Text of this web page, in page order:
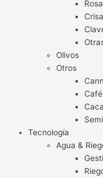
Olivos
Otros
Café
Tecnología
Agua &